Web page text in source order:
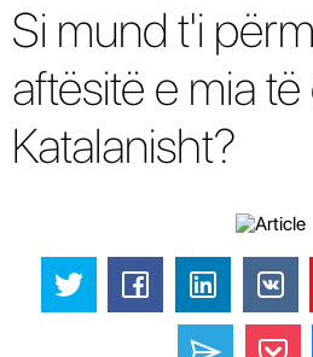
Si mund t'i
aftësitë e mia
Katalanisht?